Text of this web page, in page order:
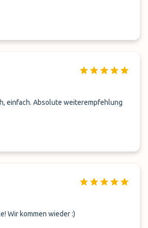
einfach. Absolute weiterempfehlung
Wir kommen wieder :)